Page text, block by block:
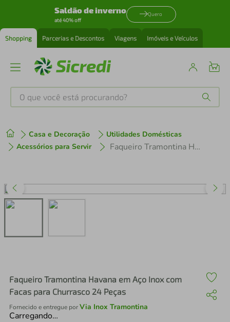
Saldão de inverno
até 40% off
Quero
Shopping Parcerias e Descontos Viagens Imóveis e Veículos
O que você está procurando?
Casa e Decoração
Utilidades Domésticas
Acessórios para Servir
Faqueiro Tramontina Havana em Aço Inox com Facas para Churrasco 24 Peças
Faqueiro Tramontina Havana em Aço Inox com
Facas para Churrasco 24 Peças
Fornecido e entregue porVia Inox Tramontina
Carregando…
1º tenis
3º perfume